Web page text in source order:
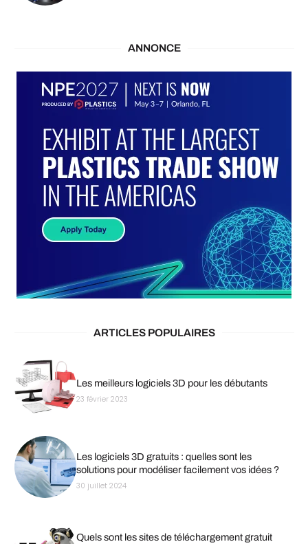
ANNONCE
ARTICLES POPULAIRES
Les meilleurs logiciels 3D pour les débutants
23 février 2023
Les logiciels 3D gratuits : quelles sont les
solutions pour modéliser facilement vos idées ?
30 juillet 2024
Quels sont les sites de téléchargement gratuit